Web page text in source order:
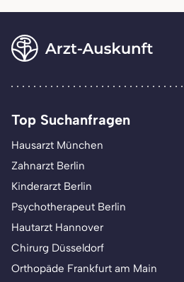
Top Suchanfragen
Hausarzt München
Zahnarzt Berlin
Kinderarzt Berlin
Psychotherapeut Berlin
Hautarzt Hannover
Chirurg Düsseldorf
Orthopäde Frankfurt am Main